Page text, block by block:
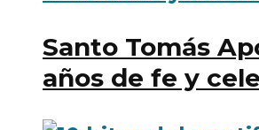
Santo Tomás
años de fe y